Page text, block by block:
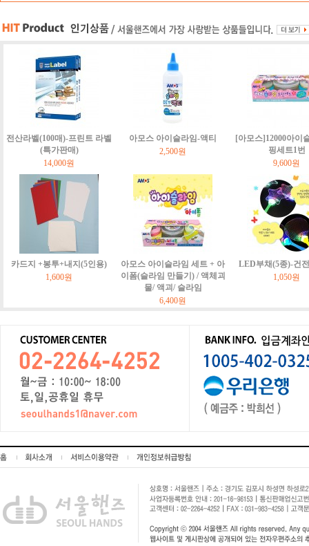
전산라벨(100매)-프린트 라벨
(특가판매)
14,000원
아모스 아이슬라임-액티
2,500원
[아모스]12000아이
핑세트1번
9,600원
카드지 +봉투+내지(5인용)
1,600원
아모스 아이슬라임 세트 + 아
이폼(슬라임 만들기) / 액체괴
물/ 액괴/ 슬라임
6,400원
LED부채(5종)-건
1,050원